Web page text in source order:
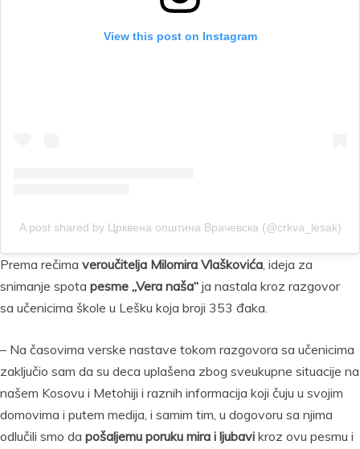
View this post on Instagram
A post shared by Црквена општина Врачевска (@crkva_lesak)
Prema rečima veroučitelja Milomira Vlaškovića, ideja za
snimanje spota pesme „Vera naša“ ja nastala kroz razgovor
sa učenicima škole u Lešku koja broji 353 đaka.
– Na časovima verske nastave tokom razgovora sa učenicima
zaključio sam da su deca uplašena zbog sveukupne situacije na
našem Kosovu i Metohiji i raznih informacija koji čuju u svojim
domovima i putem medija, i samim tim, u dogovoru sa njima
odlučili smo da pošaljemu poruku mira i ljubavi kroz ovu pesmu i